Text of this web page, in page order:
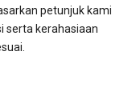
petunjuk kami
serta kerahasiaan